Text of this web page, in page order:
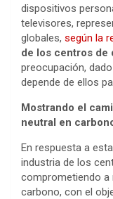
dispositivos
televisores,
globales, según la
de los centros de
preocupación,
depende de ellos
Mostrando el
neutral en
En respuesta a
industria de los
comprometiendo a
carbono, con el